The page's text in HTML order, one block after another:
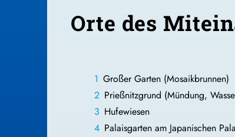
Orte des
Großer Garten (Mosaikbrunnen)
Prießnitzgrund (Mündung,
Hufewiesen
Palaisgarten am Japanischen